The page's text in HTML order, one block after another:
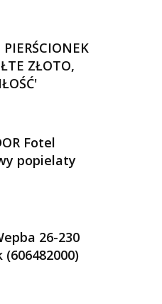
ZŁOTO,
Fotel
popielaty
26-230